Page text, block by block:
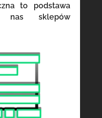
to podstawa
nas sklepów